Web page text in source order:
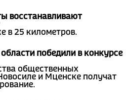
восстанавливают
в 25 километров.
победили в конкурсе
общественных
и Мценске получат